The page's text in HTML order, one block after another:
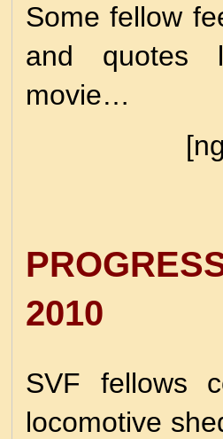
Some fellow
and quotes
movie…
2010
SVF fellows
locomotive